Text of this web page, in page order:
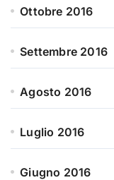
Ottobre 2016
Settembre 2016
Agosto 2016
Luglio 2016
Giugno 2016